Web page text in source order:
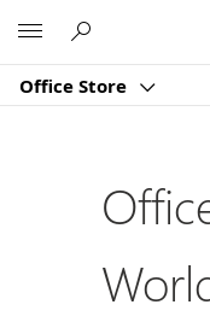
Office Store